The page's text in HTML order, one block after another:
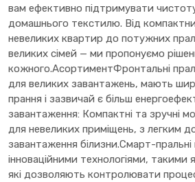
вам ефективно підтримувати
домашнього текстилю. Від
невеликих квартир до потужних
великих сімей — ми пропонуємо
кожного.АсортиментФронтальні
для великих завантажень, мають
прання і зазвичай є більш
завантаження: Компактні та зручні
для невеликих приміщень, з легким
завантаження білизни.Смарт-
інноваційними технологіями, такими
які дозволяють контролювати